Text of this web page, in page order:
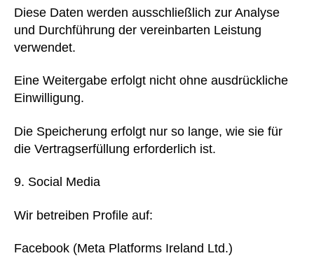
Diese Daten werden ausschließlich zur Analyse
und Durchführung der vereinbarten Leistung
verwendet.
Eine Weitergabe erfolgt nicht ohne ausdrückliche
Einwilligung.
Die Speicherung erfolgt nur so lange, wie sie für
die Vertragserfüllung erforderlich ist.
Social Media
Wir betreiben Profile auf:
Facebook (Meta Platforms Ireland Ltd.)